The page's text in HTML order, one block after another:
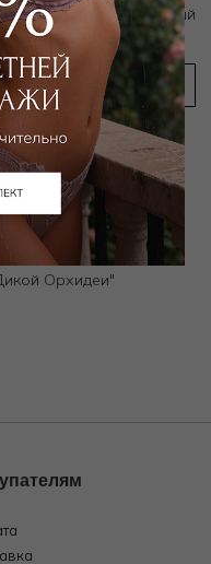
скидку 10% на первый
с условиями
Политики
Орхидеи"